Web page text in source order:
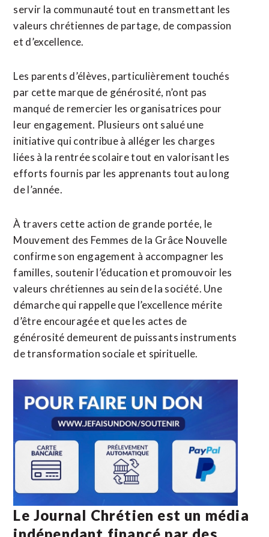
servir la communauté tout en transmettant les
valeurs chrétiennes de partage, de compassion
et d’excellence.
Les parents d’élèves, particulièrement touchés
par cette marque de générosité, n’ont pas
manqué de remercier les organisatrices pour
leur engagement. Plusieurs ont salué une
initiative qui contribue à alléger les charges
liées à la rentrée scolaire tout en valorisant les
efforts fournis par les apprenants tout au long
de l’année.
À travers cette action de grande portée, le
Mouvement des Femmes de la Grâce Nouvelle
confirme son engagement à accompagner les
familles, soutenir l’éducation et promouvoir les
valeurs chrétiennes au sein de la société. Une
démarche qui rappelle que l’excellence mérite
d’être encouragée et que les actes de
générosité demeurent de puissants instruments
de transformation sociale et spirituelle.
Le Journal Chrétien est un média